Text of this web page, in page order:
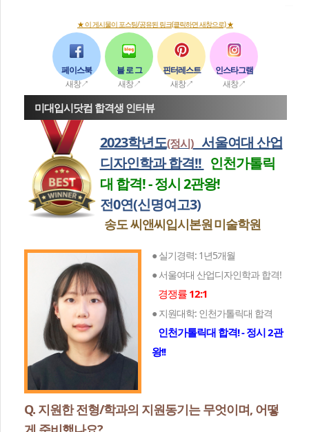
★ 이 게시물이 포스팅/공유된 링크(클릭하면 새창으로) ★
페이스북
새창↗
블 로 그
새창↗
핀터레스트
새창↗
인스타그램
새창↗
미대입시닷컴 합격생 인터뷰
2023학년도(정시)서울여대 산업
디자인학과 합격!! 인천가톨릭
대 합격! - 정시 2관왕!
전0연(신명여고3)
송도 씨앤씨입시본원미술학원
● 실기경력: 1년5개월
● 서울여대 산업디자인학과 합격!
경쟁률 12:1
● 지원대학: 인천가톨릭대 합격
인천가톨릭대 합격! - 정시 2관
왕!!
Q. 지원한 전형/학과의 지원동기는 무엇이며, 어떻